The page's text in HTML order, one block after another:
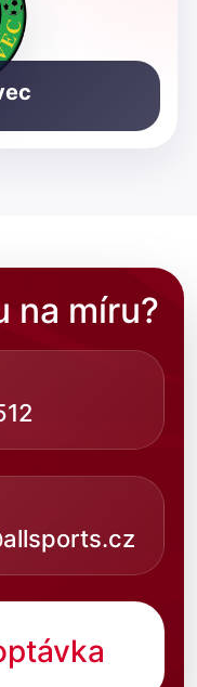
na míru?